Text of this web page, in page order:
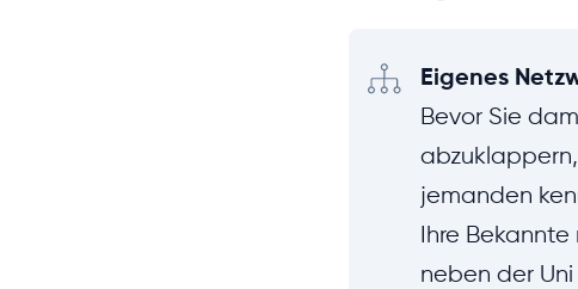
Eigenes
Bevor Sie
jemanden
Ihre
neben der